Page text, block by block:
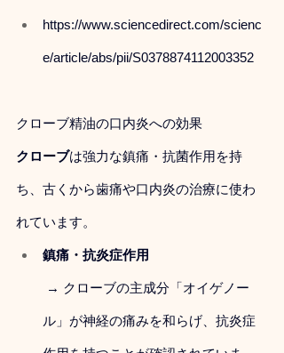
https://www.sciencedirect.com/scienc
e/article/abs/pii/S0378874112003352
クローブ精油の口内炎への効果
クローブは強力な鎮痛・抗菌作用を持
ち、古くから歯痛や口内炎の治療に使わ
れています。
鎮痛・抗炎症作用
ル」が神経の痛みを和らげ、抗炎症